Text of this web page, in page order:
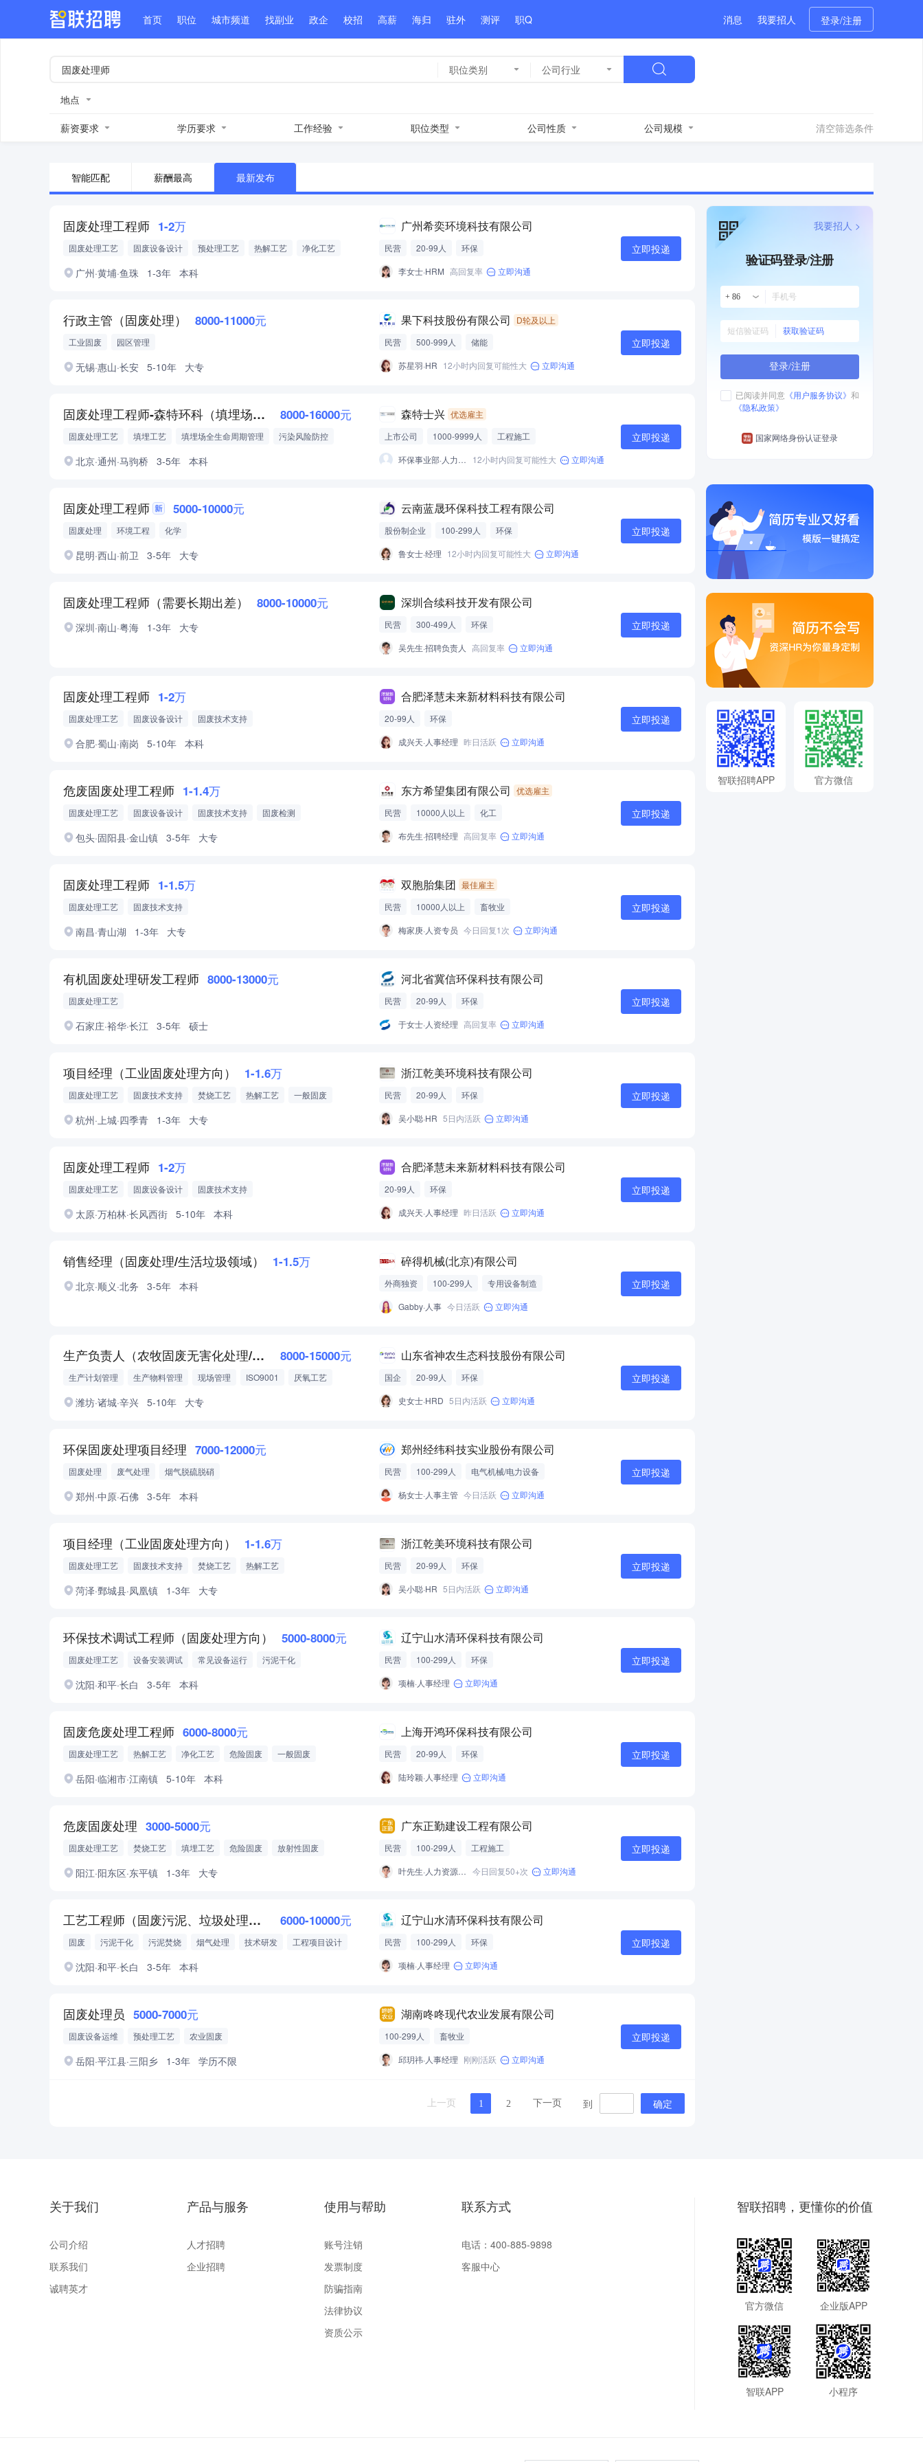
首页 职位 城市频道 找副业 政企 校招 高薪 海归 驻外 测评 职Q 消息 我要招人 登录/注册
职位类别 公司行业
地点
薪资要求 学历要求 工作经验 职位类型 公司性质 公司规模 清空筛选条件
智能匹配 薪酬最高 最新发布
固废处理工程师 1-2万
固废处理工艺 固废设备设计 预处理工艺 热解工艺
净化工艺
广州·黄埔·鱼珠 1-3年 本科
广州希奕环境科技有限公司
民营 20-99人
环保
李女士·HRM 高回复率 立即沟通
立即投递
行政主管（固废处理） 8000-11000元
工业固废 园区管理
无锡·惠山·长安 5-10年 大专
果下科技股份有限公司
D轮及以上
民营
500-999人
储能
苏星羽·HR 12小时内回复可能性大 立即沟通
立即投递
固废处理工程师-森特环科（填埋场全生命周期管理） 8000-16000元
固废处理工艺 填埋工艺 填埋场全生命周期管理
污染风险防控
北京·通州·马驹桥 3-5年 本科
森特士兴 优选雇主
上市公司
1000-9999人
工程施工
环保事业部·人力主管
12小时内回复可能性大 立即沟通
立即投递
固废处理工程师 5000-10000元
固废处理 环境工程 化学
昆明·西山·前卫 3-5年 大专
云南蓝晟环保科技工程有限公司
股份制企业 100-299人
环保
鲁女士·经理 12小时内回复可能性大 立即沟通
立即投递
固废处理工程师（需要长期出差） 8000-10000元
深圳·南山·粤海 1-3年 大专
深圳合续科技开发有限公司
民营 300-499人
环保
吴先生·招聘负责人
高回复率 立即沟通
立即投递
固废处理工程师 1-2万
固废处理工艺 固废设备设计 固废技术支持
合肥·蜀山·南岗 5-10年 本科
合肥泽慧未来新材料科技有限公司
20-99人
环保
成兴天·人事经理 昨日活跃 立即沟通
立即投递
危废固废处理工程师 1-1.4万
固废处理工艺 固废设备设计 固废技术支持
固废检测
包头·固阳县·金山镇 3-5年 大专
东方希望集团有限公司 优选雇主
民营
10000人以上
化工
布先生·招聘经理 高回复率 立即沟通
立即投递
固废处理工程师 1-1.5万
固废处理工艺 固废技术支持
南昌·青山湖 1-3年 大专
双胞胎集团 最佳雇主
民营
10000人以上
畜牧业
梅家庚·人资专员 今日回复1次 立即沟通
立即投递
有机固废处理研发工程师 8000-13000元
固废处理工艺
石家庄·裕华·长江 3-5年 硕士
河北省冀信环保科技有限公司
民营 20-99人
环保
于女士·人资经理 高回复率 立即沟通
立即投递
项目经理（工业固废处理方向） 1-1.6万
固废处理工艺 固废技术支持 焚烧工艺 热解工艺 一般固废
杭州·上城·四季青 1-3年 大专
浙江乾美环境科技有限公司
民营 20-99人
环保
吴小聪·HR 5日内活跃 立即沟通
立即投递
固废处理工程师 1-2万
固废处理工艺 固废设备设计 固废技术支持
太原·万柏林·长风西街 5-10年 本科
合肥泽慧未来新材料科技有限公司
20-99人
环保
成兴天·人事经理 昨日活跃 立即沟通
立即投递
销售经理（固废处理/生活垃圾领域） 1-1.5万
北京·顺义·北务 3-5年 本科
碎得机械(北京)有限公司
外商独资 100-299人
专用设备制造
Gabby·人事 今日活跃 立即沟通
立即投递
生产负责人（农牧固废无害化处理/厌氧工艺方向） 8000-15000元
生产计划管理 生产物料管理 现场管理 ISO9001
厌氧工艺
潍坊·诸城·辛兴 5-10年 大专
山东省神农生态科技股份有限公司
国企 20-99人
环保
史女士·HRD 5日内活跃 立即沟通
立即投递
环保固废处理项目经理 7000-12000元
固废处理 废气处理 烟气脱硫脱硝
郑州·中原·石佛 3-5年 本科
郑州经纬科技实业股份有限公司
民营 100-299人
电气机械/电力设备
杨女士·人事主管 今日活跃 立即沟通
立即投递
项目经理（工业固废处理方向） 1-1.6万
固废处理工艺 固废技术支持 焚烧工艺 热解工艺
菏泽·鄄城县·凤凰镇 1-3年 大专
浙江乾美环境科技有限公司
民营 20-99人
环保
吴小聪·HR 5日内活跃 立即沟通
立即投递
环保技术调试工程师（固废处理方向） 5000-8000元
固废处理工艺 设备安装调试 常见设备运行
污泥干化
沈阳·和平·长白 3-5年 本科
辽宁山水清环保科技有限公司
民营 100-299人
环保
项楠·人事经理
立即沟通
立即投递
固废危废处理工程师 6000-8000元
固废处理工艺 热解工艺 净化工艺 危险固废
一般固废
岳阳·临湘市·江南镇 5-10年 本科
上海开鸿环保科技有限公司
民营 20-99人
环保
陆玲颖·人事经理
立即沟通
立即投递
危废固废处理 3000-5000元
固废处理工艺 焚烧工艺 填埋工艺 危险固废
放射性固废
阳江·阳东区·东平镇 1-3年 大专
广东正勤建设工程有限公司
民营 100-299人
工程施工
叶先生·人力资源经理 今日回复50+次 立即沟通
立即投递
工艺工程师（固废污泥、垃圾处理方向） 6000-10000元
固废 污泥干化 污泥焚烧 烟气处理 技术研发 工程项目设计
沈阳·和平·长白 3-5年 本科
辽宁山水清环保科技有限公司
民营 100-299人
环保
项楠·人事经理
立即沟通
立即投递
固废处理员 5000-7000元
固废设备运维 预处理工艺 农业固废
岳阳·平江县·三阳乡 1-3年 学历不限
湖南咚咚现代农业发展有限公司
100-299人
畜牧业
邱玥祎·人事经理 刚刚活跃 立即沟通
立即投递
上一页 1 2 下一页 到 确定
验证码登录/注册
+ 86
获取验证码
登录/注册
已阅读并同意 《用户服务协议》 和
《隐私政策》
国家网络身份认证登录
我要招人 >
智联招聘APP 官方微信
关于我们
公司介绍
联系我们
诚聘英才
产品与服务
人才招聘
企业招聘
使用与帮助
账号注销
发票制度
防骗指南
法律协议
资质公示
联系方式
电话：400-885-9898
客服中心
智联招聘，更懂你的价值
官方微信 企业版APP
智联APP 小程序